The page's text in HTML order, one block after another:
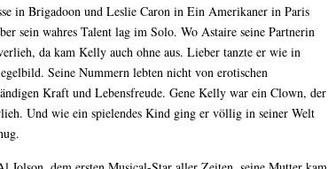
in Brigadoon und Leslie Caron in Ein Amerikaner in Paris
sein wahres Talent lag im Solo. Wo Astaire seine Partnerin
da kam Kelly auch ohne aus. Lieber tanzte er wie in
Seine Nummern lebten nicht von erotischen
Kraft und Lebensfreude. Gene Kelly war ein Clown, der
Und wie ein spielendes Kind ging er völlig in seiner Welt